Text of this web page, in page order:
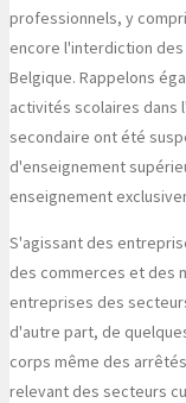
professionnels, y
encore l'interdiction
Belgique. Rappelons
activités scolaires dans
secondaire ont été
d'enseignement
enseignement
S'agissant des
des commerces et des
entreprises des
d'autre part, de
corps même des arrêtés
relevant des secteurs